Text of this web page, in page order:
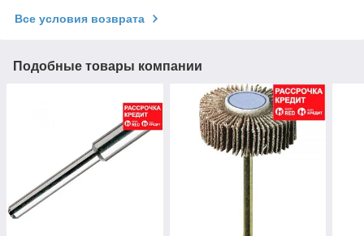
Все условия возврата
Подобные товары компании